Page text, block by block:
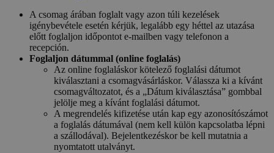
A csomag árában foglalt vagy azon túli kezelések
igénybevétele esetén kérjük, legalább egy héttel az utazása
előtt foglaljon időpontot e-mailben vagy telefonon a
recepción.
Foglaljon dátummal (online foglalás)
Az online foglaláskor kötelező foglalási dátumot
kiválasztani a csomagvásárláskor. Válassza ki a kívánt
csomagváltozatot, és a „Dátum kiválasztása” gombbal
jelölje meg a kívánt foglalási dátumot.
A megrendelés kifizetése után kap egy azonosítószámot
a foglalás dátumával (nem kell külön kapcsolatba lépni
a szállodával). Bejelentkezéskor be kell mutatnia a
nyomtatott utalványt.